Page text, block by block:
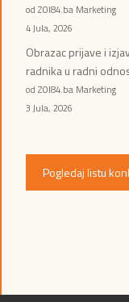
od ZOI84.ba Marketing
4 Jula, 2026
Obrazac prijave i
radnika u radni
od ZOI84.ba Marketing
3 Jula, 2026
Pogledaj listu